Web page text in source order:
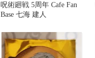
呪術廻戦 5周年 Cafe Fan
Base 七海 建人